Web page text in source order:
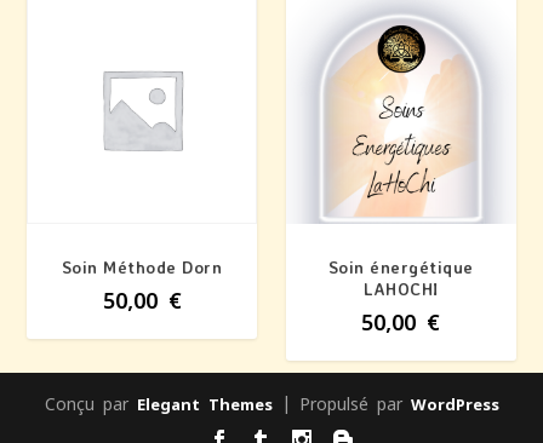
Soin Méthode Dorn
50,00 €
Soin énergétique
LAHOCHI
50,00 €
Conçu par Elegant Themes| Propulsé par WordPress